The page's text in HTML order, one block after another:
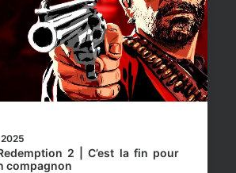
2 | C’est la fin pour
compagnon